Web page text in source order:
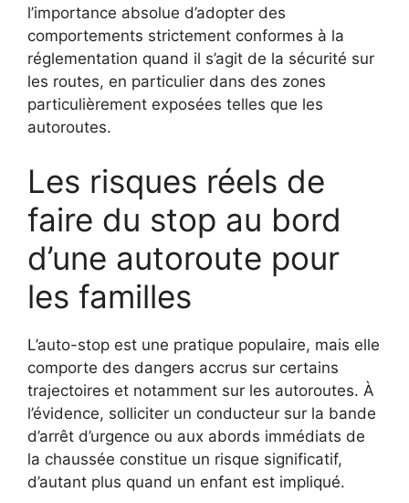
l’importance absolue d’adopter des
comportements strictement conformes à la
réglementation quand il s’agit de la sécurité sur
les routes, en particulier dans des zones
particulièrement exposées telles que les
autoroutes.
Les risques réels de
faire du stop au bord
d’une autoroute pour
les familles
L’auto-stop est une pratique populaire, mais elle
comporte des dangers accrus sur certains
trajectoires et notamment sur les autoroutes. À
l’évidence, solliciter un conducteur sur la bande
d’arrêt d’urgence ou aux abords immédiats de
la chaussée constitue un risque significatif,
d’autant plus quand un enfant est impliqué.